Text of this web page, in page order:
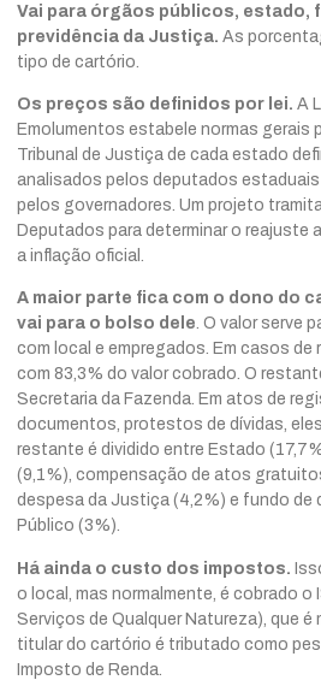
Vai para órgãos públicos, estado,
previdência da Justiça. As
tipo de cartório.
Os preços são definidos por lei. A
Emolumentos estabele normas gerais
Tribunal de Justiça de cada estado
analisados pelos deputados
pelos governadores. Um projeto
Deputados para determinar o reajuste
a inflação oficial.
A maior parte fica com o dono do
vai para o bolso dele. O valor serve
com local e empregados. Em casos de
com 83,3% do valor cobrado. O
Secretaria da Fazenda. Em atos de
documentos, protestos de dívidas,
restante é dividido entre Estado
(9,1%), compensação de atos
despesa da Justiça (4,2%) e fundo de
Público (3%).
Há ainda o custo dos impostos.
o local, mas normalmente, é cobrado o
Serviços de Qualquer Natureza), que é
titular do cartório é tributado como
Imposto de Renda.